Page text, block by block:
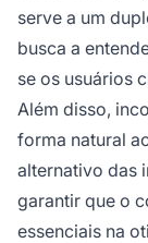
serve a um
busca a
se os usuários
Além disso,
forma natural
alternativo das
garantir que o
essenciais na